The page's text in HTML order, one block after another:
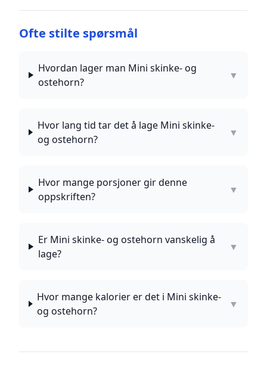
Ofte stilte spørsmål
Hvordan lager man Mini skinke- og
ostehorn?
▼
Hvor lang tid tar det å lage Mini skinke-
og ostehorn?
▼
Hvor mange porsjoner gir denne
oppskriften?
▼
Er Mini skinke- og ostehorn vanskelig å
lage?
▼
Hvor mange kalorier er det i Mini skinke-
og ostehorn?
▼